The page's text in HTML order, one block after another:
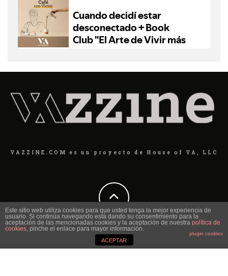
VAZZINE.COM es un proyecto de House of VA, LLC
Este sitio web utiliza cookies para que usted tenga la mejor experiencia de
usuario. Si continúa navegando está dando su consentimiento para la
aceptación de las mencionadas cookies y la aceptación de nuestra política de
cookies, pinche el enlace para mayor información.
plugin cookies
ACEPTAR